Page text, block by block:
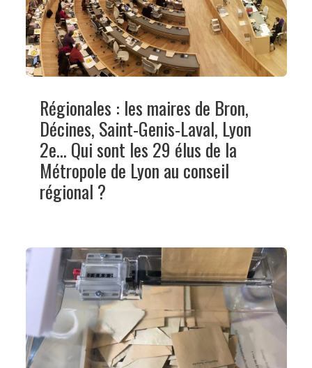
Régionales : les maires de Bron,
Décines, Saint-Genis-Laval, Lyon
2e... Qui sont les 29 élus de la
Métropole de Lyon au conseil
régional ?